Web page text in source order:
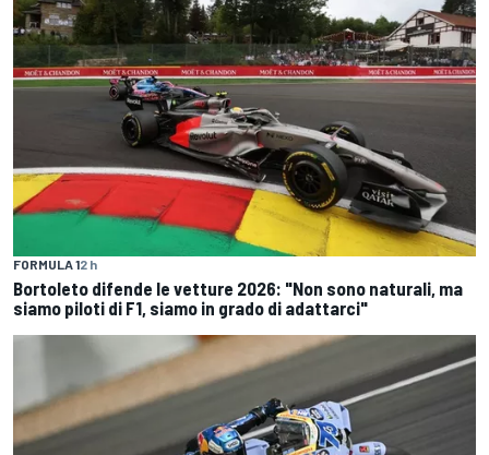
FORMULA 12 h
Bortoleto difende le vetture 2026: "Non sono naturali, ma
siamo piloti di F1, siamo in grado di adattarci"